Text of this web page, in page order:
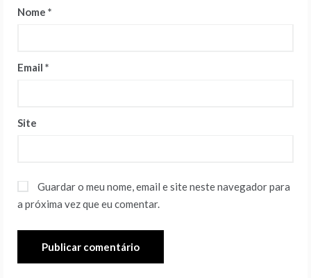
Nome *
Email *
Site
Guardar o meu nome, email e site neste navegador para
a próxima vez que eu comentar.